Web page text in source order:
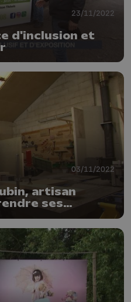
23/11/2022
d'inclusion et
03/11/2022
artisan
ses